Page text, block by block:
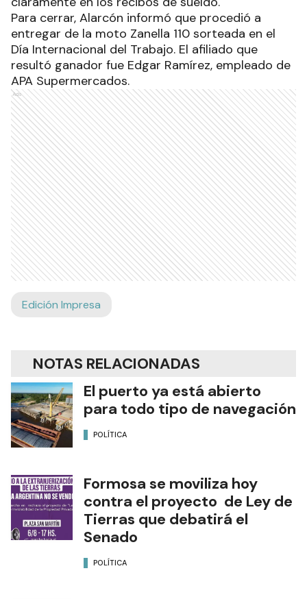
Para cerrar, Alarcón informó que procedió a
entregar de la moto Zanella 110 sorteada en el
Día Internacional del Trabajo. El afiliado que
resultó ganador fue Edgar Ramírez, empleado de
APA Supermercados.
Ads
Edición Impresa
NOTAS RELACIONADAS
El puerto ya está abierto
para todo tipo de navegación
POLÍTICA
Formosa se moviliza hoy
contra el proyecto de Ley de
Tierras que debatirá el
Senado
POLÍTICA